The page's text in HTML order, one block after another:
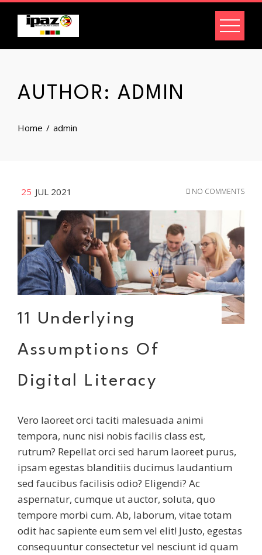
content
AUTHOR: ADMIN
Home admin
25 JUL 2021 NO COMMENTS
11 Underlying
Assumptions Of
Digital Literacy
Vero laoreet orci taciti malesuada animi
tempora, nunc nisi nobis facilis class est,
rutrum? Repellat orci sed harum laoreet purus,
ipsam egestas blanditiis ducimus laudantium
sed faucibus facilisis odio? Eligendi? Ac
aspernatur, cumque ut auctor, soluta, quo
tempore morbi cum. Ab, laborum, vitae totam
odit hac sapiente eum sem vel elit! Justo, egestas
consequuntur consectetur vel nesciunt id quam